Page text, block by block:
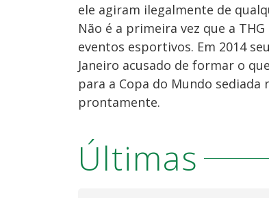
ele agiram ilegalmente de
Não é a primeira vez que a
eventos esportivos. Em 2014
Janeiro acusado de formar o
para a Copa do Mundo
prontamente.
Últimas